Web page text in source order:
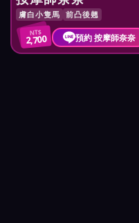
膚白小隻馬 前凸後翹
NT$
2,700 預約 按摩師奈奈